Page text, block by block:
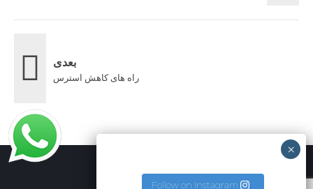
بعدی
راه های کاهش استرس
Follow on Instagram